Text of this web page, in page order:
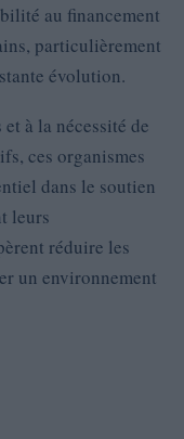
au financement
particulièrement
évolution.
à la nécessité de
ces organismes
dans le soutien
leurs
réduire les
un environnement